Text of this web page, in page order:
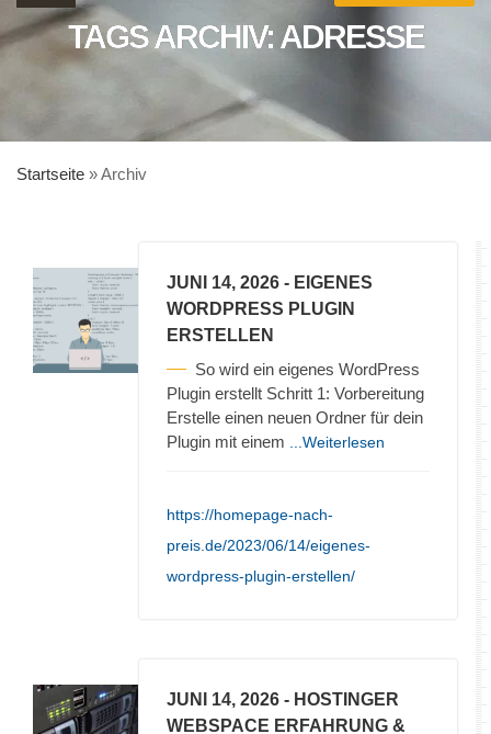
TAGS ARCHIV: ADRESSE
Startseite »Archiv
JUNI 14, 2026 - EIGENES
WORDPRESS PLUGIN
ERSTELLEN
So wird ein eigenes WordPress
Plugin erstellt Schritt 1: Vorbereitung
Erstelle einen neuen Ordner für dein
Plugin mit einem
...Weiterlesen
https://homepage-nach-
preis.de/2023/06/14/eigenes-
wordpress-plugin-erstellen/
JUNI 14, 2026 - HOSTINGER
WEBSPACE ERFAHRUNG &